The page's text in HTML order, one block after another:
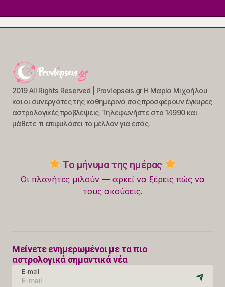
2019 All Rights Reserved | Provlepseis.gr Η Μαρία Μιχαήλου
και οι συνεργάτες της καθημερινά σας προσφέρουν έγκυρες
αστρολογικές προβλέψεις. Τηλεφωνήστε στο 14990 και
μάθετε τι επιφυλάσει το μέλλον για εσάς.
Το μήνυμα της ημέρας
Οι πλανήτες μιλούν — αρκεί να ξέρεις πώς να
τους ακούσεις.
Μείνετε ενημερωμένοι με τα πιο
αστρολογικά σημαντικά νέα
E-mail